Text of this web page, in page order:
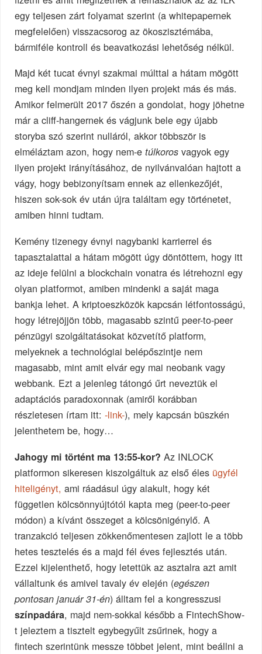
egy teljesen zárt folyamat szerint (a whitepapernek
megfelelően) visszacsorog az ökoszisztémába,
bármiféle kontroll és beavatkozási lehetőség nélkül.
Majd két tucat évnyi szakmai múlttal a hátam mögött
meg kell mondjam minden ilyen projekt más és más.
Amikor felmerült 2017 őszén a gondolat, hogy jöhetne
már a cliff-hangernek és vágjunk bele egy újabb
storyba szó szerint nulláról, akkor többször is
elméláztam azon, hogy nem-etúlkoros vagyok egy
ilyen projekt irányításához, de nyilvánvalóan hajtott a
vágy, hogy bebizonyítsam ennek az ellenkezőjét,
hiszen sok-sok év után újra találtam egy történetet,
amiben hinni tudtam.
Kemény tizenegy évnyi nagybanki karrierrel és
tapasztalattal a hátam mögött úgy döntöttem, hogy itt
az ideje felülni a blockchain vonatra és létrehozni egy
olyan platformot, amiben mindenki a saját maga
bankja lehet. A kriptoeszközök kapcsán létfontosságú,
hogy létrejöjjön több, magasabb szintű peer-to-peer
pénzügyi szolgáltatásokat közvetítő platform,
melyeknek a technológiai belépőszintje nem
magasabb, mint amit elvár egy mai neobank vagy
webbank. Ezt a jelenleg tátongó űrt neveztük el
adaptációs paradoxonnak (amiről korábban
részletesen írtam itt:-link-), mely kapcsán büszkén
jelenthetem be, hogy…
Jahogy mi történt ma 13:55-kor? Az INLOCK
platformon sikeresen kiszolgáltuk az első éles ügyfél
hiteligényt, ami ráadásul úgy alakult, hogy két
független kölcsönnyújtótól kapta meg (peer-to-peer
módon) a kívánt összeget a kölcsönigénylő. A
tranzakció teljesen zökkenőmentesen zajlott le a több
hetes tesztelés és a majd fél éves fejlesztés után.
Ezzel kijelenthető, hogy letettük az asztalra azt amit
vállaltunk és amivel tavaly év elején (egészen
pontosan január 31-én) álltam fel a kongresszusi
színpadára, majd nem-sokkal később a FintechShow-
t jeleztem a tisztelt egybegyűlt zsűrinek, hogy a
fintech szerintünk messze többet jelent, mint beállni a